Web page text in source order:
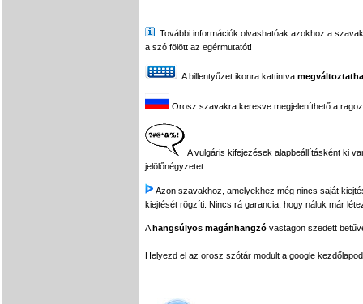
További információk olvashatóak azokhoz a
a szó fölött az egérmutatót!
A billentyűzet ikonra kattintva
Orosz szavakra keresve megjeleníthető a
A vulgáris kifejezések alapbeállításként ki
jelölőnégyzetet.
Azon szavakhoz, amelyekhez még nincs saját
kiejtését rögzíti. Nincs rá garancia, hogy náluk már
Ahangsúlyos magánhangzó vastagon szedett
Helyezd el az orosz szótár modult a google